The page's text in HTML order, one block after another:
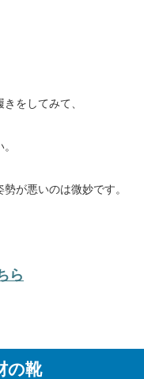
をしてみて、
が悪いのは微妙です。
ら
の靴